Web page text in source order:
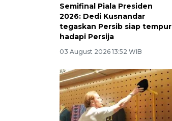
Semifinal Piala Presiden
2026: Dedi Kusnandar
tegaskan Persib siap tempur
hadapi Persija
03 August 2026 13:52 WIB